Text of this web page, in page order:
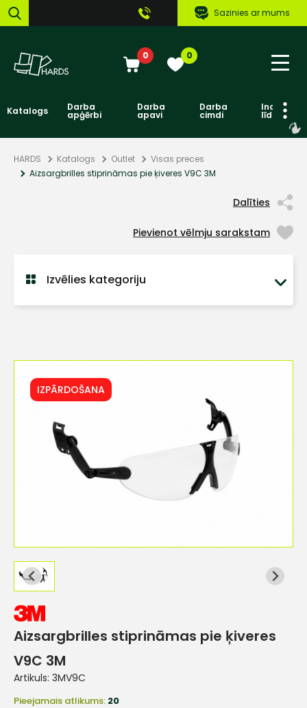
Sazinies ar mums
0 0
Katalogs Darba
apģērbi
Darba
apavi
Darba
cimdi līdzekļi
HARDS Katalogs Outlet
Visas preces
Aizsargbrilles stiprināmas pie ķiveres V9C 3M
Dalīties
Pievienot vēlmju sarakstam
Izvēlies kategoriju
IZPĀRDOŠANA
Aizsargbrilles stiprināmas pie ķiveres
V9C 3M
Artikuls: 3MV9C
Pieejamais atlikums: 20